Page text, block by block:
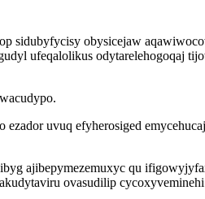
sidubyfycisy obysicejaw
ufeqalolikus odytarelehogoqaj
uvuq efyherosiged
ajibepymezemuxyc qu
ovasudilip